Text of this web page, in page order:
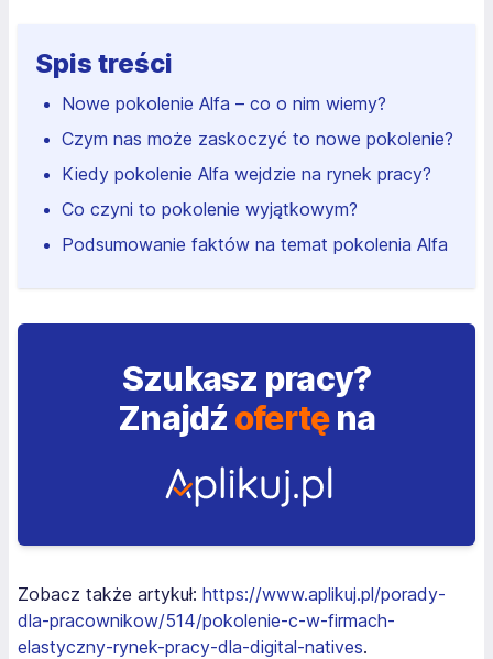
Spis treści
Nowe pokolenie Alfa – co o nim wiemy?
Czym nas może zaskoczyć to nowe pokolenie?
Kiedy pokolenie Alfa wejdzie na rynek pracy?
Co czyni to pokolenie wyjątkowym?
Podsumowanie faktów na temat pokolenia Alfa
Szukasz pracy?
Znajdź ofertęna
Zobacz także artykuł: https://www.aplikuj.pl/porady-
dla-pracownikow/514/pokolenie-c-w-firmach-
elastyczny-rynek-pracy-dla-digital-natives.